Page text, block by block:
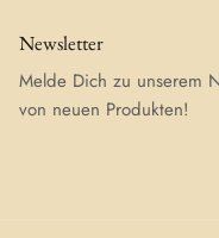
Newsletter
Melde Dich zu unserem
von neuen Produkten!